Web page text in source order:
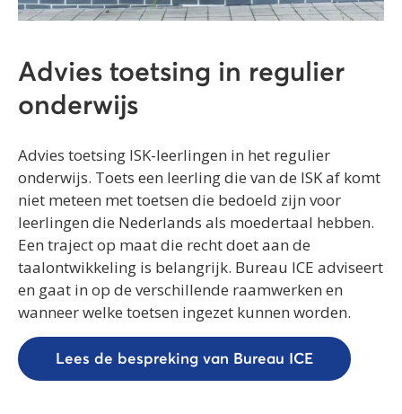
Advies toetsing in regulier
onderwijs
Advies toetsing ISK-leerlingen in het regulier
onderwijs. Toets een leerling die van de ISK af komt
niet meteen met toetsen die bedoeld zijn voor
leerlingen die Nederlands als moedertaal hebben.
Een traject op maat die recht doet aan de
taalontwikkeling is belangrijk. Bureau ICE adviseert
en gaat in op de verschillende raamwerken en
wanneer welke toetsen ingezet kunnen worden.
Lees de bespreking van Bureau ICE